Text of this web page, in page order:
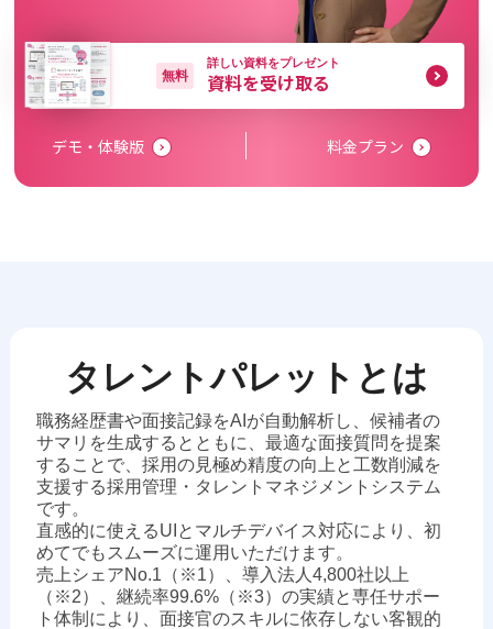
無料
詳しい資料をプレゼント
資料を受け取る
デモ・体験版 料金プラン
タレントパレットとは
職務経歴書や面接記録をAIが自動解析し、候補者の
サマリを生成するとともに、最適な面接質問を提案
することで、採用の見極め精度の向上と工数削減を
支援する採用管理・タレントマネジメントシステム
です。
直感的に使えるUIとマルチデバイス対応により、初
めてでもスムーズに運用いただけます。
売上シェアNo.1（※1）、導入法人4,800社以上
（※2）、継続率99.6%（※3）の実績と専任サポー
ト体制により、面接官のスキルに依存しない客観的